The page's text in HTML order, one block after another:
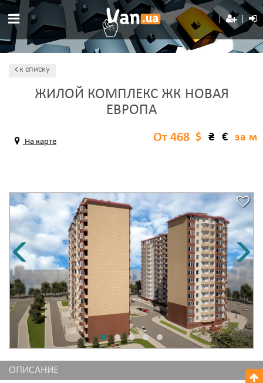
к списку
ЖИЛОЙ КОМПЛЕКС ЖК НОВАЯ
ЕВРОПА
На карте $ ₴ € за м
От 468
ОПИСАНИЕ